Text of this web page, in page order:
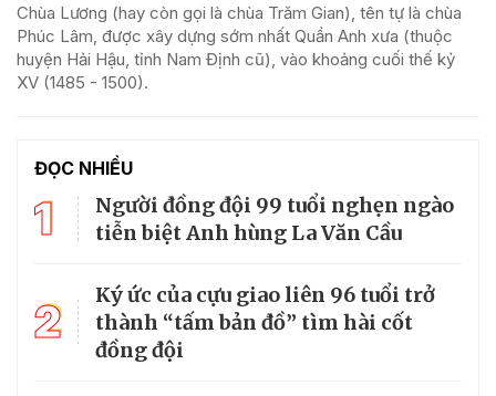
Chùa Lương (hay còn gọi là chùa Trăm Gian), tên tự là chùa
Phúc Lâm, được xây dựng sớm nhất Quần Anh xưa (thuộc
huyện Hải Hậu, tỉnh Nam Định cũ), vào khoảng cuối thế kỷ
XV (1485 - 1500).
ĐỌC NHIỀU
1
Người đồng đội 99 tuổi nghẹn ngào
tiễn biệt Anh hùng La Văn Cầu
2
Ký ức của cựu giao liên 96 tuổi trở
thành “tấm bản đồ” tìm hài cốt
đồng đội